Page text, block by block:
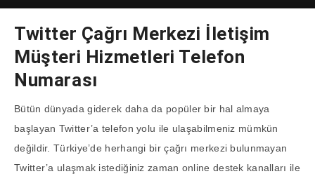
Twitter Çağrı Merkezi İletişim
Müşteri Hizmetleri Telefon
Numarası
Bütün dünyada giderek daha da popüler bir hal almaya
başlayan Twitter’a telefon yolu ile ulaşabilmeniz mümkün
değildir. Türkiye’de herhangi bir çağrı merkezi bulunmayan
Twitter’a ulaşmak istediğiniz zaman online destek kanalları ile